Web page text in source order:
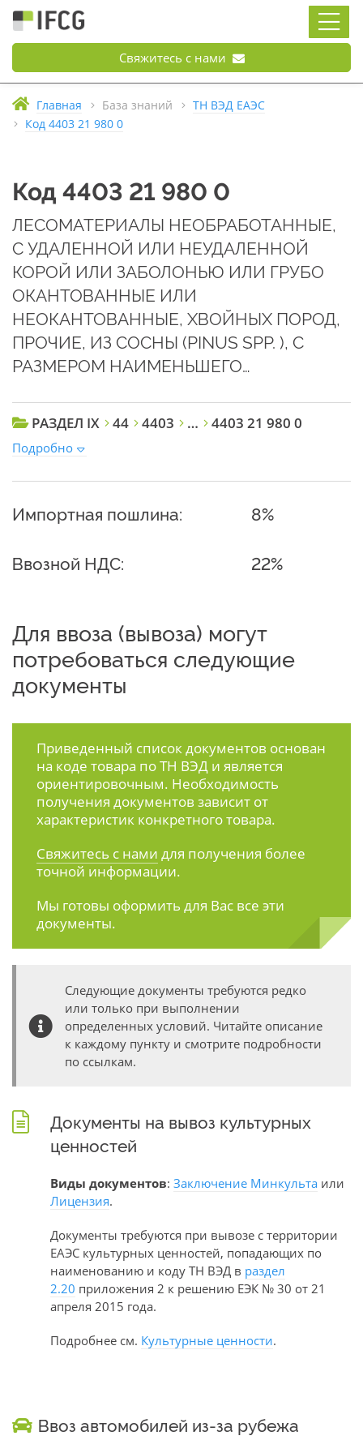
Свяжитесь с нами
Главная База знаний
ТН ВЭД ЕАЭС
Код 4403 21 980 0
Код 4403 21 980 0
ЛЕСОМАТЕРИАЛЫ НЕОБРАБОТАННЫЕ,
С УДАЛЕННОЙ ИЛИ НЕУДАЛЕННОЙ
КОРОЙ ИЛИ ЗАБОЛОНЬЮ ИЛИ ГРУБО
ОКАНТОВАННЫЕ ИЛИ
НЕОКАНТОВАННЫЕ, ХВОЙНЫХ ПОРОД,
ПРОЧИЕ, ИЗ СОСНЫ (PINUS SPP. ), С
РАЗМЕРОМ НАИМЕНЬШЕГО…
РАЗДЕЛ IX 44 4403 … 4403 21 980 0
Подробно
Импортная пошлина: 8%
Ввозной НДС: 22%
Для ввоза (вывоза) могут
потребоваться следующие
документы
Приведенный список документов основан
на коде товара по ТН ВЭД и является
ориентировочным. Необходимость
получения документов зависит от
характеристик конкретного товара.
Свяжитесь с нами для получения более
точной информации.
Мы готовы оформить для Вас все эти
документы.
Следующие документы требуются редко
или только при выполнении
определенных условий. Читайте описание
к каждому пункту и смотрите подробности
по ссылкам.
Документы на вывоз культурных
ценностей
Виды документов: Заключение Минкульта или
Лицензия.
Документы требуются при вывозе с территории
ЕАЭС культурных ценностей, попадающих по
наименованию и коду ТН ВЭД в раздел
2.20 приложения 2 к решению ЕЭК № 30 от 21
апреля 2015 года.
Подробнее см. Культурные ценности.
Ввоз автомобилей из-за рубежа